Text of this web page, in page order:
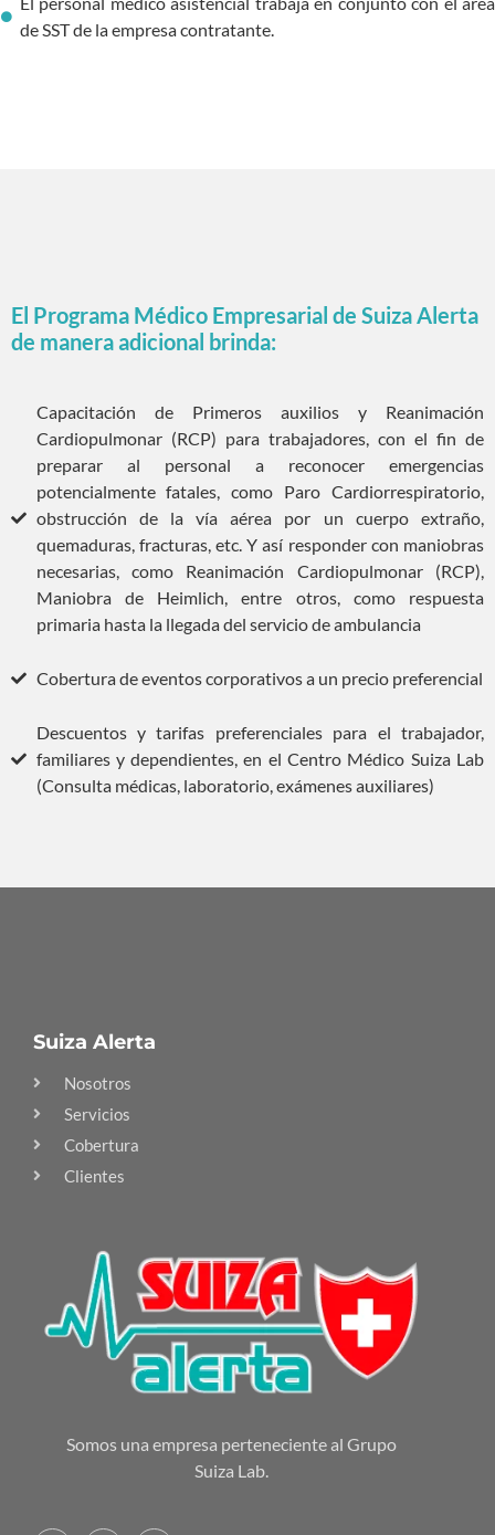
de SST de la empresa contratante.
El Programa Médico Empresarial de Suiza Alerta
de manera adicional brinda:
Capacitación de Primeros auxilios y Reanimación
Cardiopulmonar (RCP) para trabajadores, con el fin de
preparar al personal a reconocer emergencias
potencialmente fatales, como Paro Cardiorrespiratorio,
obstrucción de la vía aérea por un cuerpo extraño,
quemaduras, fracturas, etc. Y así responder con maniobras
necesarias, como Reanimación Cardiopulmonar (RCP),
Maniobra de Heimlich, entre otros, como respuesta
primaria hasta la llegada del servicio de ambulancia
Cobertura de eventos corporativos a un precio preferencial
Descuentos y tarifas preferenciales para el trabajador,
familiares y dependientes, en el Centro Médico Suiza Lab
(Consulta médicas, laboratorio, exámenes auxiliares)
Suiza Alerta
Nosotros
Servicios
Cobertura
Clientes
Somos una empresa perteneciente al Grupo
Suiza Lab.